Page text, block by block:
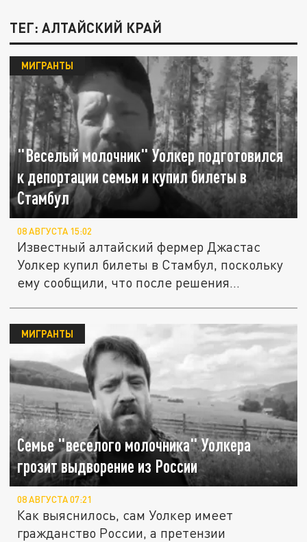
ТЕГ: АЛТАЙСКИЙ КРАЙ
"Веселый молочник" Уолкер подготовился
к депортации семьи и купил билеты в
Стамбул
МИГРАНТЫ
08 АВГУСТА 15:02
Известный алтайский фермер Джастас
Уолкер купил билеты в Стамбул, поскольку
ему сообщили, что после решения...
Семье "веселого молочника" Уолкера
грозит выдворение из России
МИГРАНТЫ
08 АВГУСТА 07:21
Как выяснилось, сам Уолкер имеет
гражданство России, а претензии